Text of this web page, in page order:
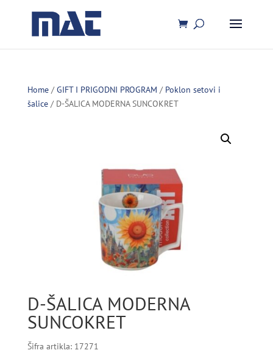
Home/GIFT I PRIGODNI PROGRAM / Poklon setovi i
šalice/ D-ŠALICA MODERNA SUNCOKRET
D-ŠALICA MODERNA
SUNCOKRET
Šifra artikla: 17271